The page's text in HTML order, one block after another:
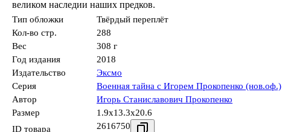
великом наследии наших предков.
Тип обложки
Твёрдый переплёт
Кол-во стр.
288
Вес
308 г
Год издания
2018
Издательство
Эксмо
Серия
Военная тайна с Игорем Прокопенко (нов.оф.)
Автор
Игорь Станиславович Прокопенко
Размер
1.9x13.3x20.6
ID товара
2616750